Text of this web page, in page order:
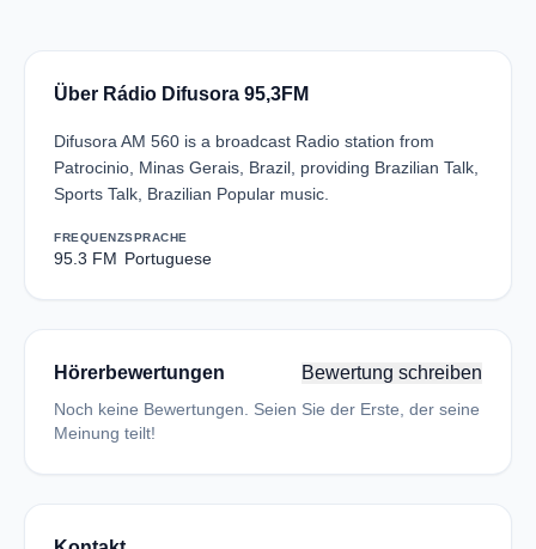
Über Rádio Difusora 95,3FM
Difusora AM 560 is a broadcast Radio station from
Patrocinio, Minas Gerais, Brazil, providing Brazilian Talk,
Sports Talk, Brazilian Popular music.
FREQUENZ
95.3 FM
SPRACHE
Portuguese
Hörerbewertungen Bewertung schreiben
Noch keine Bewertungen. Seien Sie der Erste, der seine
Meinung teilt!